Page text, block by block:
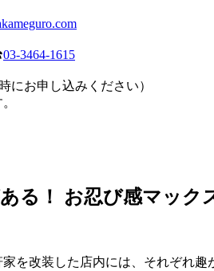
03-3464-1615
お申し込みください）
る！ お忍び感マック
を改装した店内には、それぞれ